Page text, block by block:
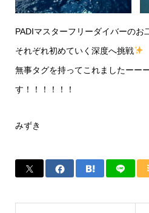
PADIマスターフリーダイバーのお
それぞれ初めていく深度へ挑戦
無事タグを持ってこれましたーー
す！！！！！！
みずき